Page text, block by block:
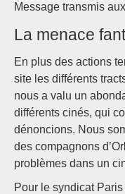
Message transmis
La menace
En plus des actions
site les différents
nous a valu un
différents cinés, qui
dénoncions. Nous
des compagnons
problèmes dans un
Pour le syndicat